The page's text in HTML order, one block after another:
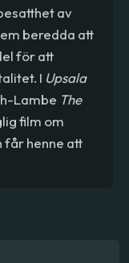
av
beredda att
för att
I Upsala
Lambe The
film om
får henne att